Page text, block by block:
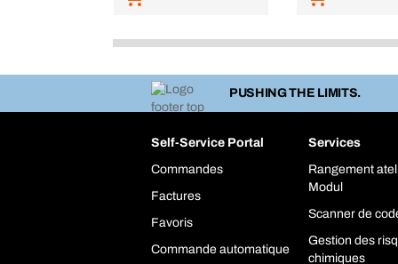
PUSHING THE LIMITS.
Self-Service Portal
Commandes
Factures
Favoris
Commande automatique
Services
Rangement
Modul
Scanner de
Gestion des
chimiques